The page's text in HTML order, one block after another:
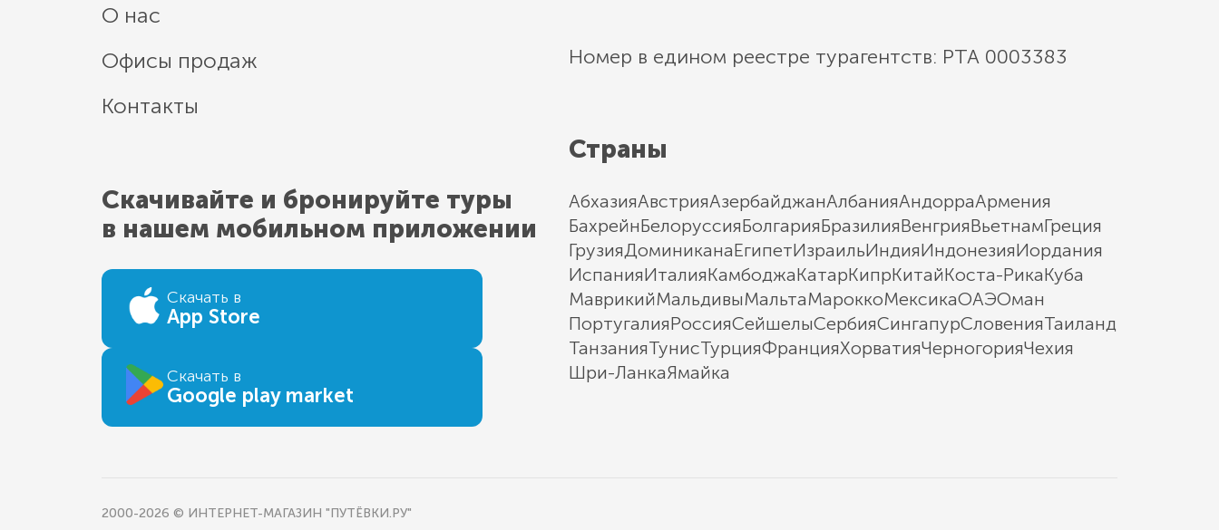
О нас
Офисы продаж
Контакты
Скачивайте и бронируйте туры
в нашем мобильном приложении
Скачать в
App Store
Скачать в
Google play market
Номер в едином реестре турагентств: РТА 0003383
Страны
АбхазияАвстрияАзербайджанАлбанияАндорраАрмения
БахрейнБелоруссияБолгарияБразилияВенгрияВьетнамГреция
ГрузияДоминиканаЕгипетИзраильИндияИндонезияИордания
ИспанияИталияКамбоджаКатарКипрКитайКоста-РикаКуба
МаврикийМальдивыМальтаМароккоМексикаОАЭОман
ПортугалияРоссияСейшелыСербияСингапурСловенияТаиланд
ТанзанияТунисТурцияФранцияХорватияЧерногорияЧехия
Шри-ЛанкаЯмайка
2000-2026 © ИНТЕРНЕТ-МАГАЗИН "ПУТЁВКИ.РУ"